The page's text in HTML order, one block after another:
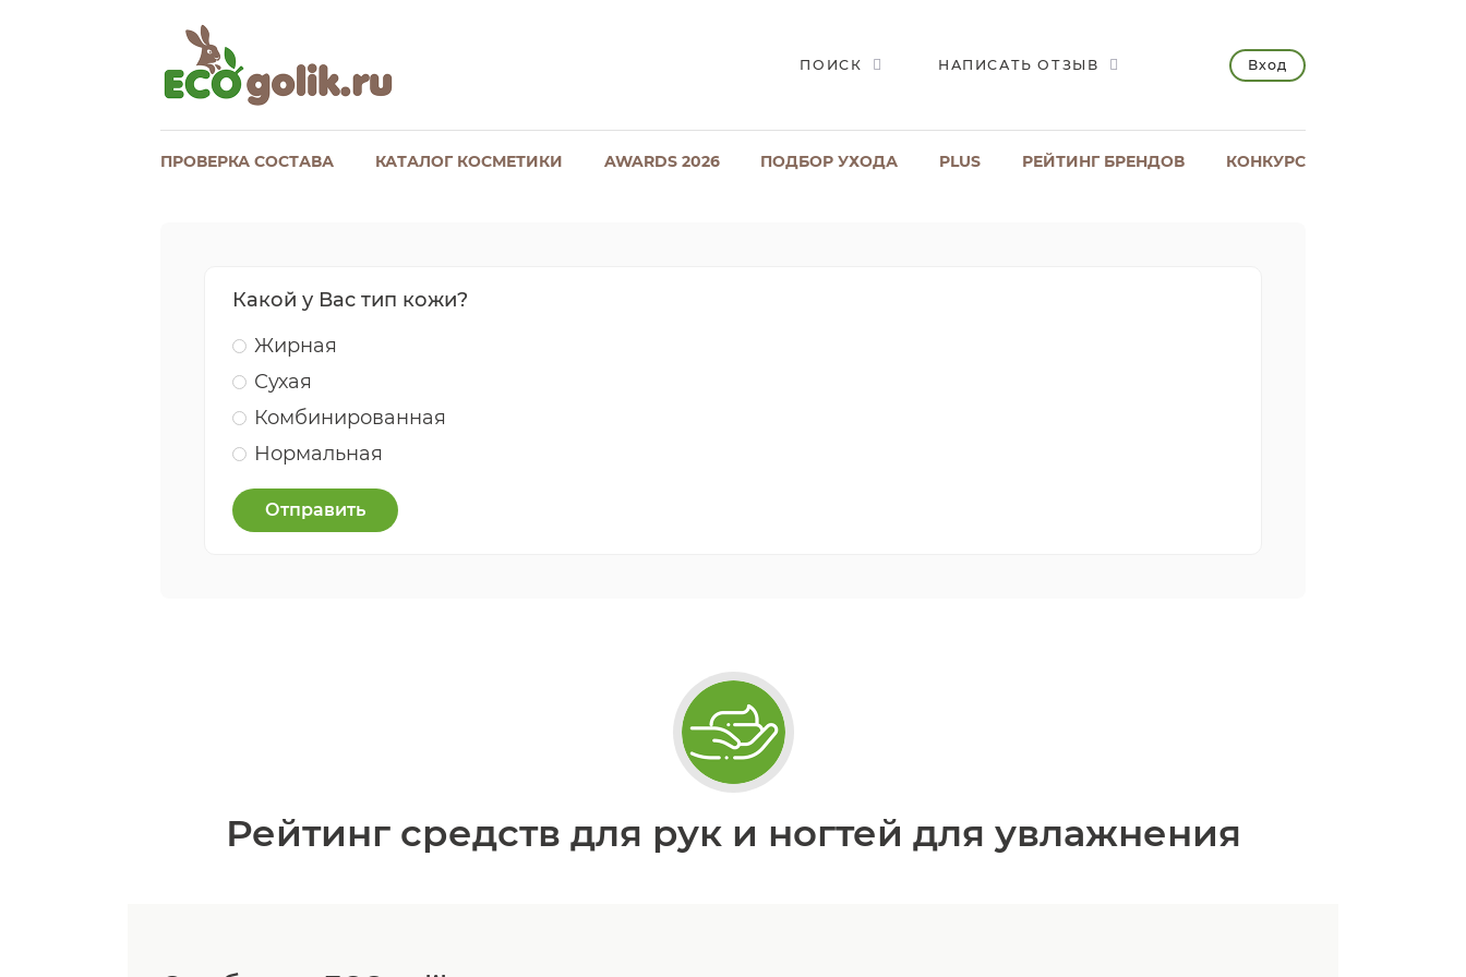
ПОИСК НАПИСАТЬ ОТЗЫВ Вход
ПРОВЕРКА СОСТАВА КАТАЛОГ КОСМЕТИКИ AWARDS 2026 ПОДБОР УХОДА PLUS РЕЙТИНГ БРЕНДОВ КОНКУРС
Какой у Вас тип кожи?
Жирная
Сухая
Комбинированная
Нормальная
Отправить
Рейтинг средств для рук и ногтей для увлажнения